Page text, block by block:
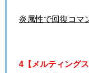
炎属性で回復コマ
4【メルティングス